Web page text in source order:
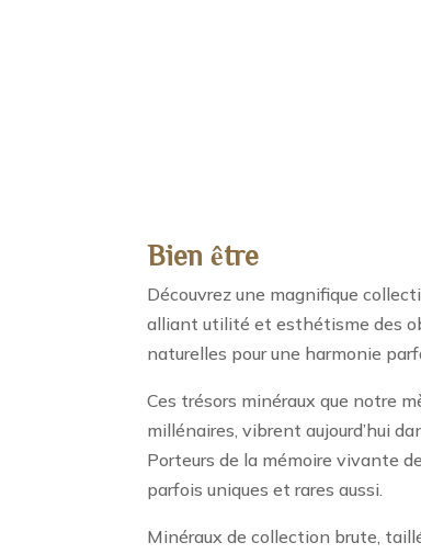
Bien être
Découvrez une magnifique
alliant utilité et esthétisme des
naturelles pour une harmonie
Ces trésors minéraux que notre
millénaires, vibrent aujourd’hui
Porteurs de la mémoire vivante
parfois uniques et rares aussi.
Minéraux de collection brute,